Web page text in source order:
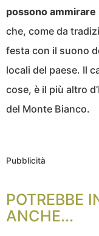
possono ammirare
che, come da
festa con il suono
locali del paese. Il
cose, è il più altro
del Monte Bianco.
Pubblicità
POTREBBE
ANCHE...